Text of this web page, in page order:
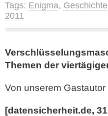
Tags: Enigma, Geschichte
2011
Themen der
Von unserem Gastautor
[datensicherheit.de,